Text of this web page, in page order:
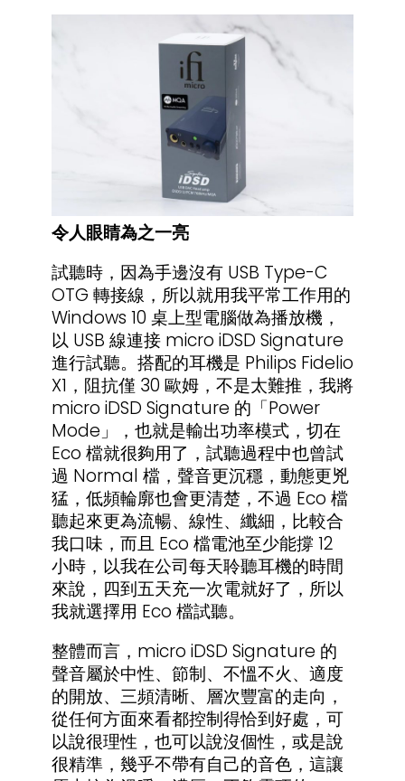
令人眼睛為之一亮
試聽時，因為手邊沒有 USB Type-C
OTG 轉接線，所以就用我平常工作用的
Windows 10 桌上型電腦做為播放機，
以 USB 線連接 micro iDSD Signature
進行試聽。搭配的耳機是 Philips Fidelio
X1，阻抗僅 30 歐姆，不是太難推，我將
micro iDSD Signature 的「Power
Mode」，也就是輸出功率模式，切在
Eco 檔就很夠用了，試聽過程中也曾試
過 Normal 檔，聲音更沉穩，動態更兇
猛，低頻輪廓也會更清楚，不過 Eco 檔
聽起來更為流暢、線性、纖細，比較合
我口味，而且 Eco 檔電池至少能撐 12
小時，以我在公司每天聆聽耳機的時間
來說，四到五天充一次電就好了，所以
我就選擇用 Eco 檔試聽。
整體而言，micro iDSD Signature 的
聲音屬於中性、節制、不慍不火、適度
的開放、三頻清晰、層次豐富的走向，
從任何方面來看都控制得恰到好處，可
以說很理性，也可以說沒個性，或是說
很精準，幾乎不帶有自己的音色，這讓